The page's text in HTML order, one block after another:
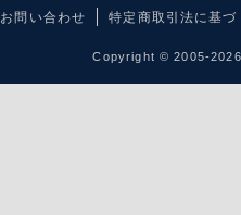
お問い合わせ 特定商取引法に基づ
Copyright © 2005-